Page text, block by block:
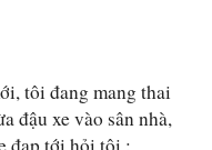
tôi đang mang thai
đậu xe vào sân nhà,